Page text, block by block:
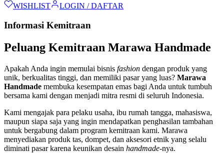
WISHLIST LOGIN / DAFTAR
Informasi Kemitraan
Peluang Kemitraan Marawa Handmade
Apakah Anda ingin memulai bisnis fashion dengan produk yang
unik, berkualitas tinggi, dan memiliki pasar yang luas? Marawa
Handmade membuka kesempatan emas bagi Anda untuk tumbuh
bersama kami dengan menjadi mitra resmi di seluruh Indonesia.
Kami mengajak para pelaku usaha, ibu rumah tangga, mahasiswa,
maupun siapa saja yang ingin mendapatkan penghasilan tambahan
untuk bergabung dalam program kemitraan kami. Marawa
menyediakan produk tas, dompet, dan aksesori etnik yang selalu
diminati pasar karena keunikan desain handmade-nya.